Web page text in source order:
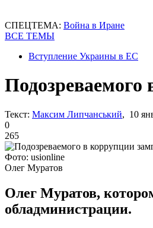
СПЕЦТЕМА: Война в Иране
ВСЕ ТЕМЫ
Вступление Украины в ЕС
Текст: Максим Липчанський, 10
0
265
Фото: usionline
Олег Муратов
Олег Муратов,
обладминистрации.